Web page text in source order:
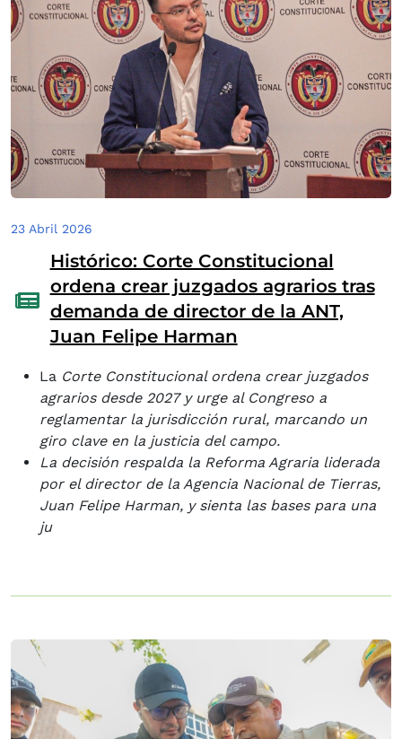
23 Abril 2026
Histórico: Corte Constitucional
ordena crear juzgados agrarios tras
demanda de director de la ANT,
Juan Felipe Harman
La Corte Constitucional ordena crear juzgados
agrarios desde 2027 y urge al Congreso a
reglamentar la jurisdicción rural, marcando un
giro clave en la justicia del campo.
La decisión respalda la Reforma Agraria liderada
por el director de la Agencia Nacional de Tierras,
Juan Felipe Harman, y sienta las bases para una
ju